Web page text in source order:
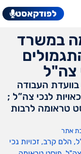
לפודקאסט
במשרד
צה"ל
העבודה
לנכי צה”ל ;
טראומה לרבות
אתר
, הלם קרב, זכויות נכי